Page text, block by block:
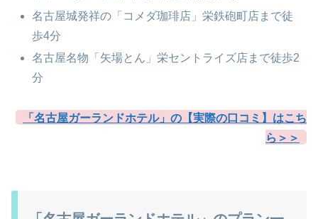
名古屋城発祥の「コメダ珈琲店」栄鉄砲町店まで徒
歩4分
名古屋名物「 矢場とん」栄セントライズ店まで徒歩2
分
「名古屋ガーランドホテル」の【実際の口コミ】はこち
ら＞＞